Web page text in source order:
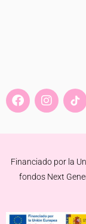
F
a
e
o
k
I
n
t
r
a
Financiado por la
fondos Next